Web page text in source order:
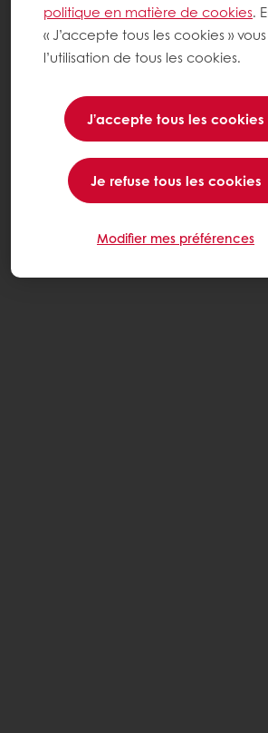
politique en matière de cookies.
« J’accepte tous les cookies »
l’utilisation de tous les cookies.
J’accepte tous les cookies
Je refuse tous les cookies
Modifier mes préférences